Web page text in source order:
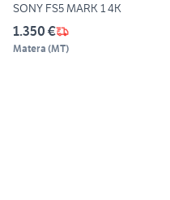
SONY FS5 MARK 1 4K
1.350 €
Matera (MT)